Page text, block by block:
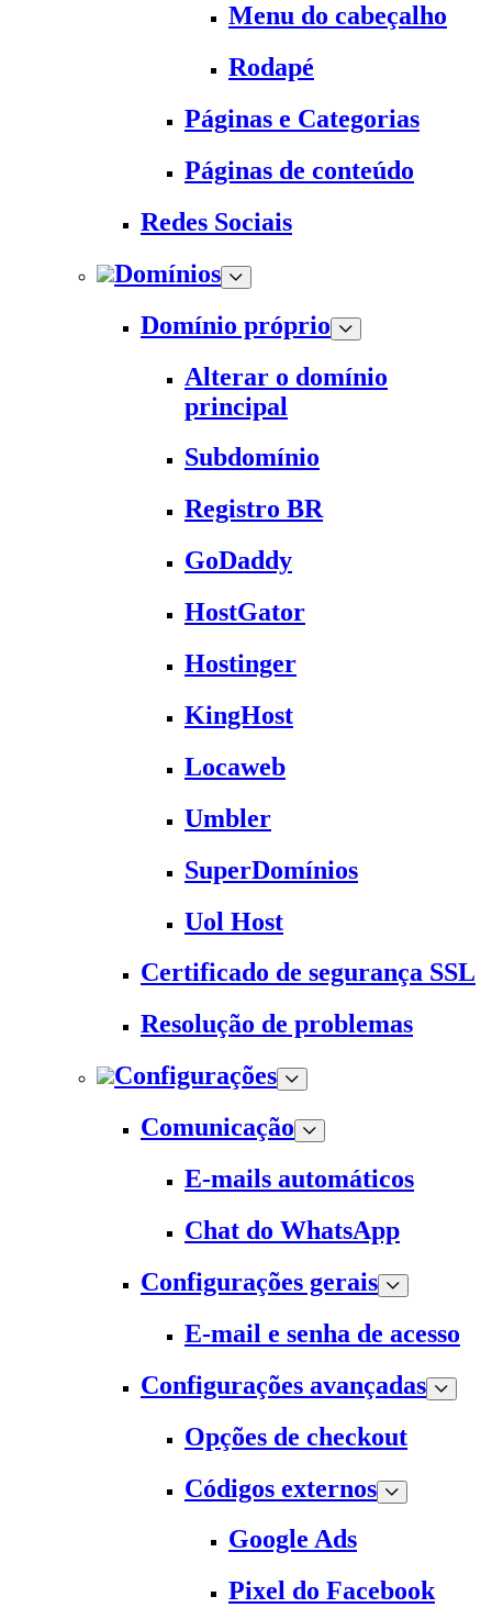
Menu do cabeçalho
Rodapé
Páginas e Categorias
Páginas de conteúdo
Redes Sociais
Domínios
Domínio próprio
Alterar o domínio
principal
Subdomínio
Registro BR
GoDaddy
HostGator
Hostinger
KingHost
Locaweb
Umbler
SuperDomínios
Uol Host
Certificado de segurança SSL
Resolução de problemas
Configurações
Comunicação
E-mails automáticos
Chat do WhatsApp
Configurações gerais
E-mail e senha de acesso
Configurações avançadas
Opções de checkout
Códigos externos
Google Ads
Pixel do Facebook